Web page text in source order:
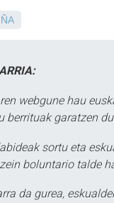
webgune hau
berrituak garatzen
sortu eta
boluntario talde
da gurea,